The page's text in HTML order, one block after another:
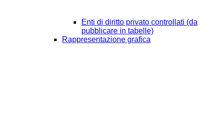
Enti di diritto privato controllati (da
pubblicare in tabelle)
Rappresentazione grafica